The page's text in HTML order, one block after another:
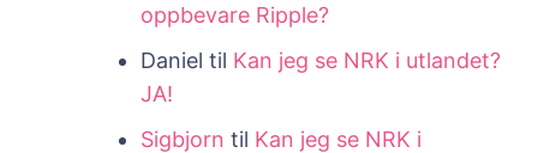
oppbevare Ripple?
Daniel til Kan jeg se NRK i utlandet?
JA!
Sigbjorn til Kan jeg se NRK i